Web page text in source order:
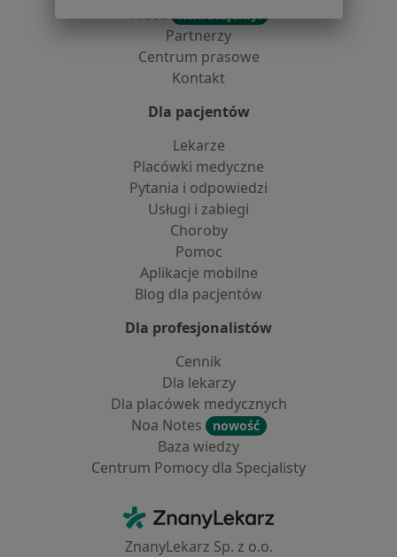
Praca Rekrutujemy!
Partnerzy
Centrum prasowe
Kontakt
Dla pacjentów
Lekarze
Placówki medyczne
Pytania i odpowiedzi
Usługi i zabiegi
Choroby
Pomoc
Aplikacje mobilne
Blog dla pacjentów
Dla profesjonalistów
Cennik
Dla lekarzy
Dla placówek medycznych
Noa Notes
nowość
Baza wiedzy
Centrum Pomocy dla Specjalisty
ZnanyLekarz - Strona główna
ZnanyLekarz Sp. z o.o.